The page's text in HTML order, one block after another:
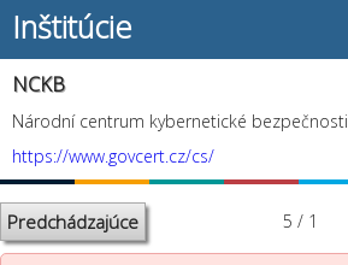
Inštitúcie
NCKB
Národní centrum kybernetické bezpečnosti
https://www.govcert.cz/cs/
Predchádzajúce 5 / 1